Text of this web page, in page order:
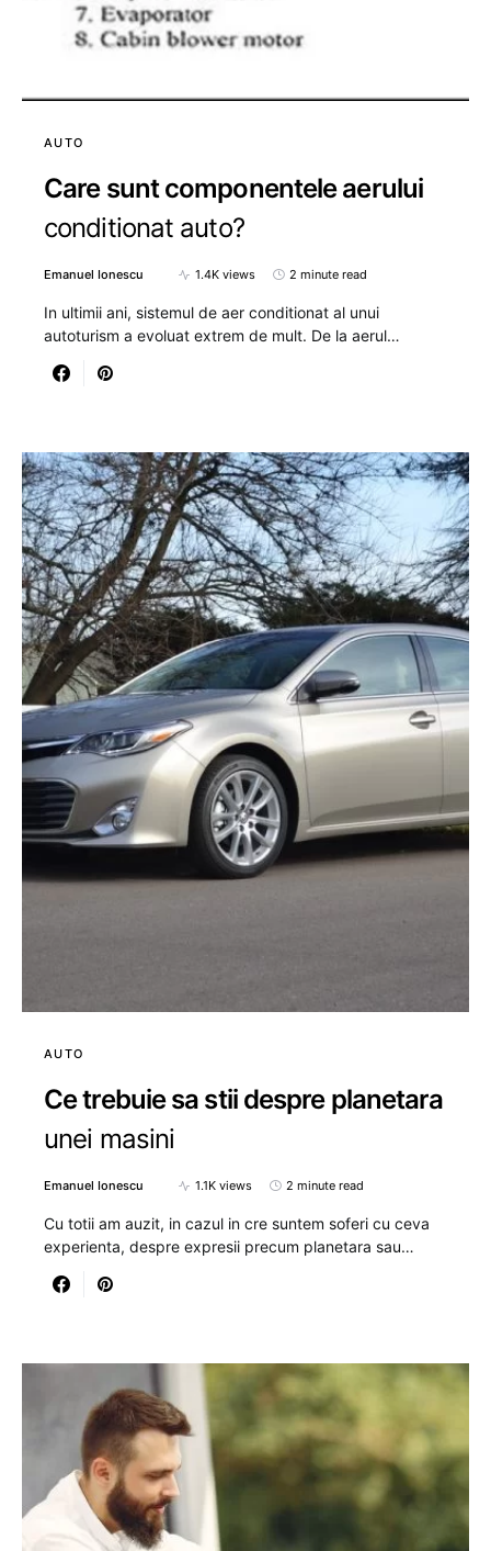
AUTO
Care sunt componentele aerului
conditionat auto?
Emanuel Ionescu 1.4K views 2 minute read
In ultimii ani, sistemul de aer conditionat al unui
autoturism a evoluat extrem de mult. De la aerul…
AUTO
Ce trebuie sa stii despre planetara
unei masini
Emanuel Ionescu 1.1K views 2 minute read
Cu totii am auzit, in cazul in cre suntem soferi cu ceva
experienta, despre expresii precum planetara sau…